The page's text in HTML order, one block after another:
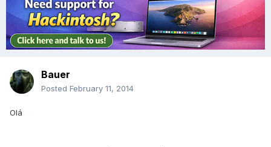
Bauer
Posted February 11, 2014
Olá